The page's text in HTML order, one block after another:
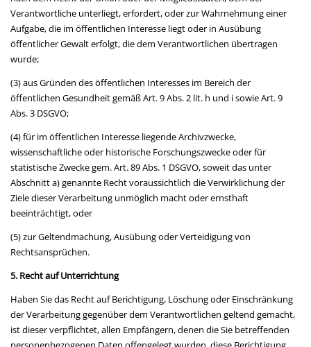
Verantwortliche unterliegt, erfordert, oder zur Wahrnehmung einer
Aufgabe, die im öffentlichen Interesse liegt oder in Ausübung
öffentlicher Gewalt erfolgt, die dem Verantwortlichen übertragen
wurde;
(3) aus Gründen des öffentlichen Interesses im Bereich der
öffentlichen Gesundheit gemäß Art. 9 Abs. 2 lit. h und i sowie Art. 9
Abs. 3 DSGVO;
(4) für im öffentlichen Interesse liegende Archivzwecke,
wissenschaftliche oder historische Forschungszwecke oder für
statistische Zwecke gem. Art. 89 Abs. 1 DSGVO, soweit das unter
Abschnitt a) genannte Recht voraussichtlich die Verwirklichung der
Ziele dieser Verarbeitung unmöglich macht oder ernsthaft
beeinträchtigt, oder
(5) zur Geltendmachung, Ausübung oder Verteidigung von
Rechtsansprüchen.
5. Recht auf Unterrichtung
Haben Sie das Recht auf Berichtigung, Löschung oder Einschränkung
der Verarbeitung gegenüber dem Verantwortlichen geltend gemacht,
ist dieser verpflichtet, allen Empfängern, denen die Sie betreffenden